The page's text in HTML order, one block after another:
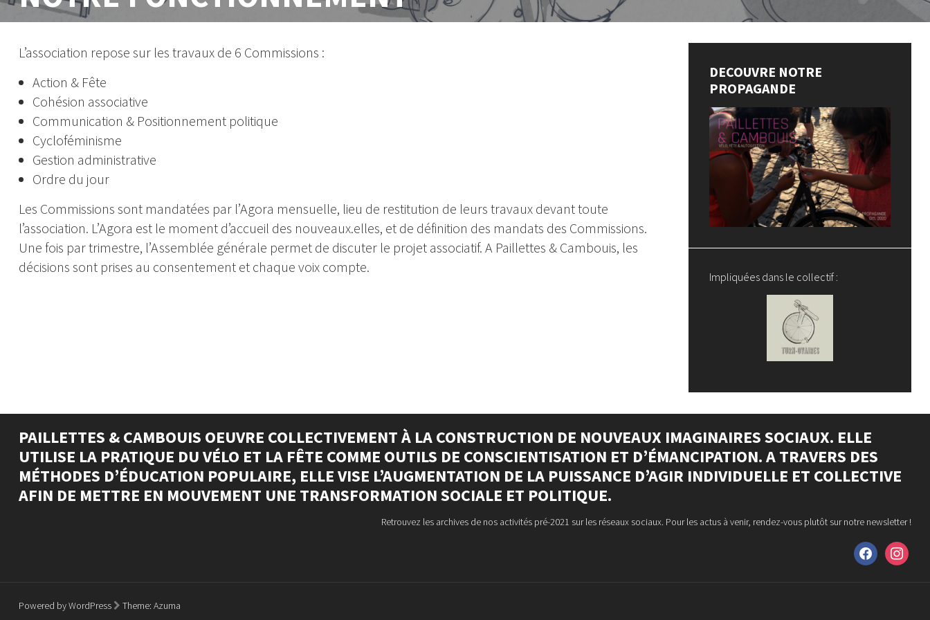
L’association repose sur les travaux de 6 Commissions :
Action & Fête
Cohésion associative
Communication & Positionnement politique
Cycloféminisme
Gestion administrative
Ordre du jour
Les Commissions sont mandatées par l’Agora mensuelle, lieu de restitution de leurs travaux devant toute
l’association. L’Agora est le moment d’accueil des nouveaux.elles, et de définition des mandats des Commissions.
Une fois par trimestre, l’Assemblée générale permet de discuter le projet associatif. A Paillettes & Cambouis, les
décisions sont prises au consentement et chaque voix compte.
DECOUVRE NOTRE
PROPAGANDE
Impliquées dans le collectif :
PAILLETTES & CAMBOUIS OEUVRE COLLECTIVEMENT À LA CONSTRUCTION DE NOUVEAUX IMAGINAIRES SOCIAUX. ELLE
UTILISE LA PRATIQUE DU VÉLO ET LA FÊTE COMME OUTILS DE CONSCIENTISATION ET D’ÉMANCIPATION. A TRAVERS DES
MÉTHODES D’ÉDUCATION POPULAIRE, ELLE VISE L’AUGMENTATION DE LA PUISSANCE D’AGIR INDIVIDUELLE ET COLLECTIVE
AFIN DE METTRE EN MOUVEMENT UNE TRANSFORMATION SOCIALE ET POLITIQUE.
Retrouvez les archives de nos activités pré-2021 sur les réseaux sociaux. Pour les actus à venir, rendez-vous plutôt sur notre newsletter !
facebookinstagram
Powered by WordPress Theme: Azuma